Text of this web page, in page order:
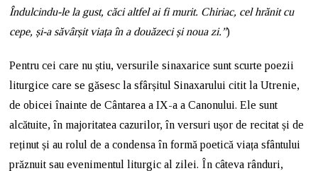
Îndulcindu-le la gust, căci altfel ai fi murit. Chiriac, cel hrănit cu
cepe, și-a săvârșit viața în a douăzeci și noua zi.”)
Pentru cei care nu știu, versurile sinaxarice sunt scurte poezii
liturgice care se găsesc la sfârșitul Sinaxarului citit la Utrenie,
de obicei înainte de Cântarea a IX-a a Canonului. Ele sunt
alcătuite, în majoritatea cazurilor, în versuri ușor de recitat și de
reținut și au rolul de a condensa în formă poetică viața sfântului
prăznuit sau evenimentul liturgic al zilei. În câteva rânduri,